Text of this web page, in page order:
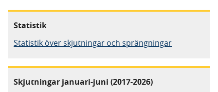
Statistik
Statistik över skjutningar och sprängningar
Skjutningar januari-juni (2017-2026)